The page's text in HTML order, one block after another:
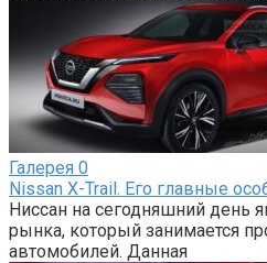
Галерея 0
Nissan X-Trail. Его главные
Ниссан на сегодняшний день
рынка, который занимается
автомобилей. Данная